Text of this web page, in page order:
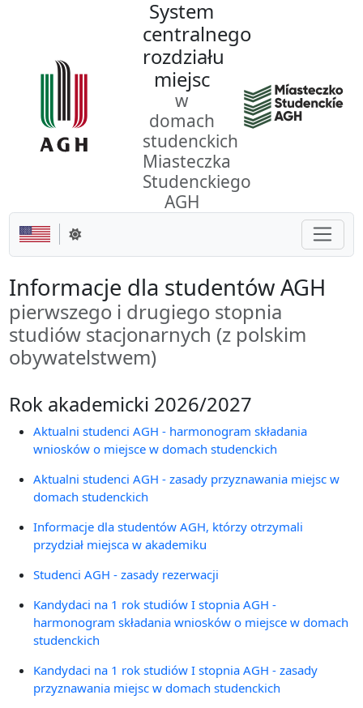
System
centralnego
rozdziału
miejsc
w
domach
studenckich
Miasteczka
Studenckiego
AGH
Zmień motyw
Informacje dla studentów AGH
pierwszego i drugiego stopnia
studiów stacjonarnych (z polskim
obywatelstwem)
Rok akademicki 2026/2027
Aktualni studenci AGH - harmonogram składania
wniosków o miejsce w domach studenckich
Aktualni studenci AGH - zasady przyznawania miejsc w
domach studenckich
Informacje dla studentów AGH, którzy otrzymali
przydział miejsca w akademiku
Studenci AGH - zasady rezerwacji
Kandydaci na 1 rok studiów I stopnia AGH -
harmonogram składania wniosków o miejsce w domach
studenckich
Kandydaci na 1 rok studiów I stopnia AGH - zasady
przyznawania miejsc w domach studenckich